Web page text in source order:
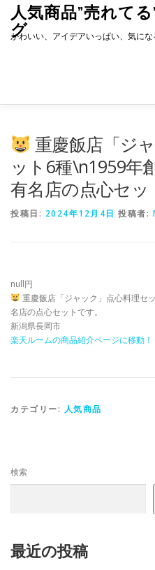
キ
人気商品”売れて
グ
かわいい、アイデアいっぱい、気に
重慶飯店「ジ
ット6種\n1959年
有名店の点心セッ
投稿日: 2024年12月4日 投稿者:
null円
重慶飯店「ジャック」点心料理セ
名店の点心セットです。
新潟県長岡市
楽天ルームの商品紹介ページに移動！
カテゴリー: 人気商品
検索
最近の投稿